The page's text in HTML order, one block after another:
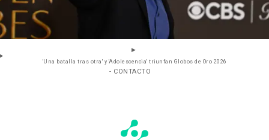
'Una batalla tras otra' y 'Adolescencia' triunfan Globos de Oro 2026
- CONTACTO